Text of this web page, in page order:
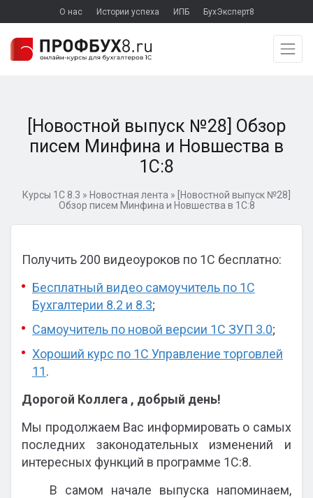
О нас Истории успеха ИПБ БухЭксперт8
[Новостной выпуск №28] Обзор
писем Минфина и Новшества в
1С:8
Курсы 1С 8.3 » Новостная лента »
[Новостной выпуск №28]
Обзор писем Минфина и Новшества в 1С:8
Получить 200 видеоуроков по 1С бесплатно:
Бесплатный видео самоучитель по 1С
Бухгалтерии 8.2 и 8.3;
Самоучитель по новой версии 1С ЗУП 3.0;
Хороший курс по 1С Управление торговлей
11.
Дорогой Коллега , добрый день!
Мы продолжаем Вас информировать о самых
последних законодательных изменений и
интересных функций в программе 1С:8.
В самом начале выпуска напоминаем,